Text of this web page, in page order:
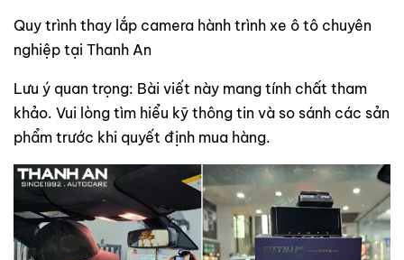
Quy trình thay lắp camera hành trình xe ô tô chuyên
nghiệp tại Thanh An
Lưu ý quan trọng: Bài viết này mang tính chất tham
khảo. Vui lòng tìm hiểu kỹ thông tin và so sánh các sản
phẩm trước khi quyết định mua hàng.